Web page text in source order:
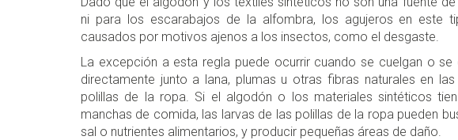
ni para los escarabajos de la alfombra, los agujeros en este
causados por motivos ajenos a los insectos, como el desgaste.
La excepción a esta regla puede ocurrir cuando se cuelgan o
directamente junto a lana, plumas u otras fibras naturales en
polillas de la ropa. Si el algodón o los materiales sintéticos
manchas de comida, las larvas de las polillas de la ropa pueden
sal o nutrientes alimentarios, y producir pequeñas áreas de daño.